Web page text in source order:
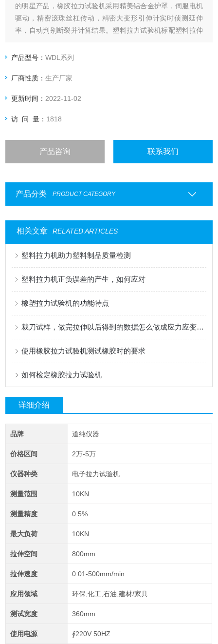
的明星产品，橡胶拉力试验机采用精美铝合金护罩，伺服电机
驱动，精密滚珠丝杠传动，精密大变形引伸计实时侦测延伸
率，自动判别断裂并计算结果。塑料拉力试验机标配塑料拉伸
产品型号：WDL系列
厂商性质：生产厂家
更新时间： 2022-11-02
访 问 量： 1818
产品咨询 联系我们
产品分类 PRODUCT CATEGORY
相关文章 RELATED ARTICLES
塑料拉力机助力塑料制品质量检测
塑料拉力机正负误差的产生，如何应对
橡塑拉力试验机的功能特点
裁刀试样，做完拉伸以后得到的数据怎么做成应力应变曲线
使用橡胶拉力试验机测试橡胶时的要求
如何检定橡胶拉力试验机
详细介绍
品牌 道纯仪器
价格区间 2万-5万
仪器种类 电子拉力试验机
测量范围 10KN
测量精度 0.5%
最大负荷 10KN
拉伸空间 800mm
拉伸速度 0.01-500mm/min
应用领域 环保,化工,石油,建材/家具
测试宽度 360mm
使用电源 ∮220V 50HZ